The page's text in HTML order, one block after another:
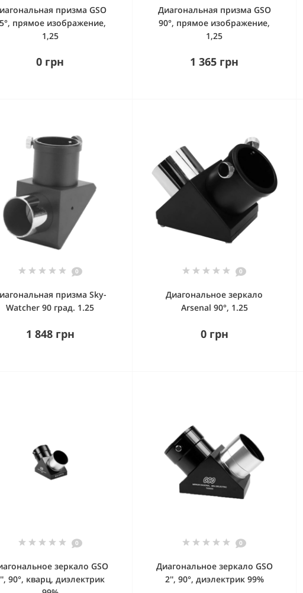
призма GSO
прямое изображение,
1,25
0 грн
Диагональная призма GSO
90°, прямое изображение,
1,25
1 365 грн
0
призма Sky-
Watcher 90 град. 1.25
1 848 грн
0
Диагональное зеркало
Arsenal 90°, 1.25
0 грн
0
зеркало GSO
90°, кварц, диэлектрик
0
Диагональное зеркало GSO
2'', 90°, диэлектрик 99%